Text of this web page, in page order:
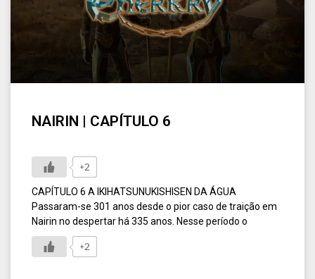
NAIRIN | CAPÍTULO 6
+2
CAPÍTULO 6 A IKIHATSUNUKISHISEN DA ÁGUA
Passaram-se 301 anos desde o pior caso de traição em
Nairin no despertar há 335 anos. Nesse período o
+2